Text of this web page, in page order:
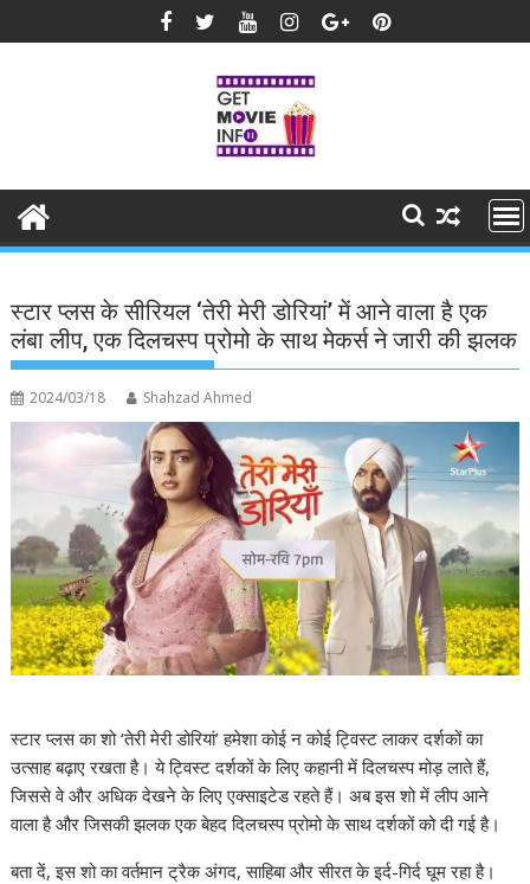
to
स्टार प्लस के सीरियल ‘तेरी मेरी डोरियां’ में आने वाला है एक
लंबा लीप, एक दिलचस्प प्रोमो के साथ मेकर्स ने जारी की झलक
2024/03/18 Shahzad Ahmed
स्टार प्लस का शो ‘तेरी मेरी डोरियां’ हमेशा कोई न कोई ट्विस्ट लाकर दर्शकों का
उत्साह बढ़ाए रखता है। ये ट्विस्ट दर्शकों के लिए कहानी में दिलचस्प मोड़ लाते हैं,
जिससे वे और अधिक देखने के लिए एक्साइटेड रहते हैं। अब इस शो में लीप आने
वाला है और जिसकी झलक एक बेहद दिलचस्प प्रोमो के साथ दर्शकों को दी गई है।
बता दें, इस शो का वर्तमान ट्रैक अंगद, साहिबा और सीरत के इर्द-गिर्द घूम रहा है।